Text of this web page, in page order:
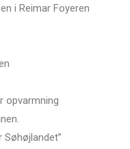
i Reimar Foyeren
opvarmning
Søhøjlandet”